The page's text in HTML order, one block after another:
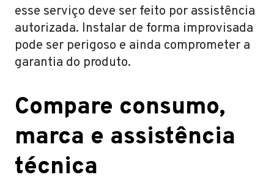
esse serviço deve ser feito por assistência
autorizada. Instalar de forma improvisada
pode ser perigoso e ainda comprometer a
garantia do produto.
Compare consumo,
marca e assistência
técnica